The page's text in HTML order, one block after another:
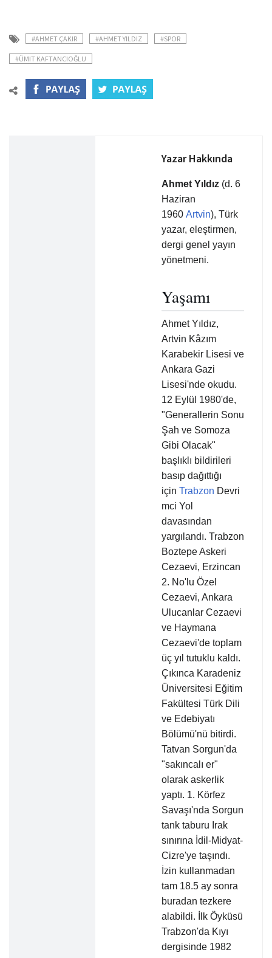
#AHMET ÇAKIR #AHMET YILDIZ #SPOR
#ÜMIT KAFTANCIOĞLU
Yazar Hakkında
Ahmet Yıldız (d. 6
Haziran
1960 Artvin), Türk
yazar, eleştirmen,
dergi genel yayın
yönetmeni.
Yaşamı
Ahmet Yıldız,
Artvin Kâzım
Karabekir Lisesi ve
Ankara Gazi
Lisesi'nde okudu.
12 Eylül 1980'de,
"Generallerin Sonu
Şah ve Somoza
Gibi Olacak"
başlıklı bildirileri
basıp dağıttığı
için Trabzon Devri
mci Yol
davasından
yargılandı. Trabzon
Boztepe Askeri
Cezaevi, Erzincan
2. No'lu Özel
Cezaevi, Ankara
Ulucanlar Cezaevi
ve Haymana
Cezaevi'de toplam
üç yıl tutuklu kaldı.
Çıkınca Karadeniz
Üniversitesi Eğitim
Fakültesi Türk Dili
ve Edebiyatı
Bölümü'nü bitirdi.
Tatvan Sorgun'da
"sakıncalı er"
olarak askerlik
yaptı. 1. Körfez
Savaşı'nda Sorgun
tank taburu Irak
sınırına İdil-Midyat-
Cizre'ye taşındı.
İzin kullanmadan
tam 18.5 ay sonra
buradan tezkere
alabildi. İlk Öyküsü
Trabzon'da Kıyı
dergisinde 1982